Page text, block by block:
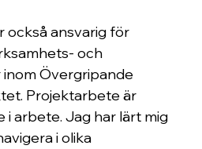
också ansvarig för
och
Övergripande
Projektarbete är
i arbete. Jag har lärt mig
i olika